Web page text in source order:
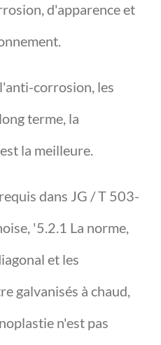
d'apparence et
corrosion, les
terme, la
la meilleure.
dans JG / T 503-
'5.2.1 La norme,
et les
galvanisés à chaud,
n'est pas